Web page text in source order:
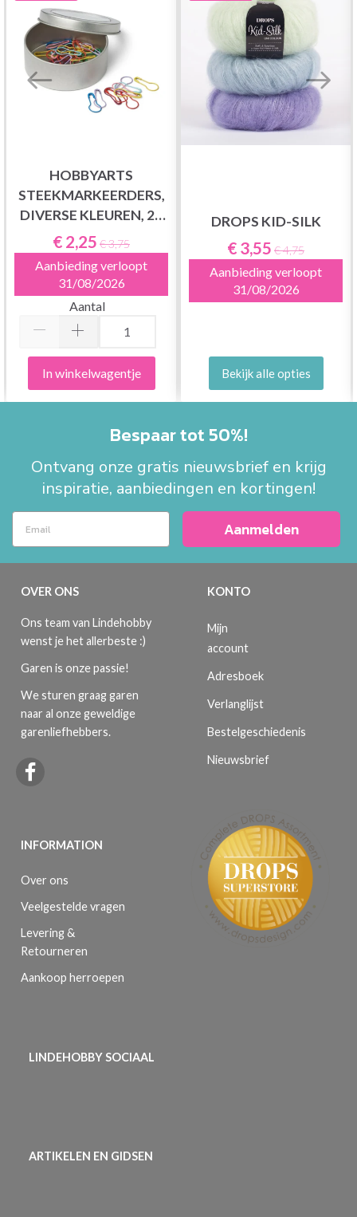
HOBBYARTS
STEEKMARKEERDERS,
DIVERSE KLEUREN, 25
ST.
€ 2,25 € 3,75
Aanbieding verloopt
31/08/2026
Aantal
In winkelwagentje
DROPS KID-SILK
€ 3,55 € 4,75
Aanbieding verloopt
31/08/2026
Bekijk alle opties
Bespaar tot 50%!
Ontvang onze gratis nieuwsbrief en krijg
inspiratie, aanbiedingen en kortingen!
Aanmelden
OVER ONS
Ons team van Lindehobby
wenst je het allerbeste :)
Garen is onze passie!
We sturen graag garen
naar al onze geweldige
garenliefhebbers.
INFORMATION
Over ons
Veelgestelde vragen
Levering &
Retourneren
Aankoop herroepen
KONTO
Mijn
account
Adresboek
Verlanglijst
Bestelgeschiedenis
Nieuwsbrief
LINDEHOBBY SOCIAAL
ARTIKELEN EN GIDSEN